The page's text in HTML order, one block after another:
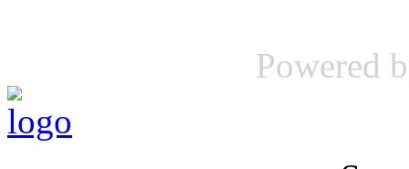
Powered